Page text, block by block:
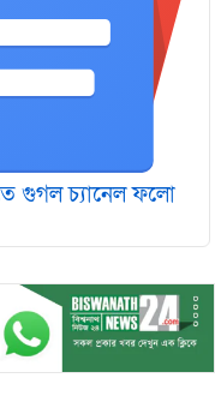
গুগল চ‌্যানেল ফলো